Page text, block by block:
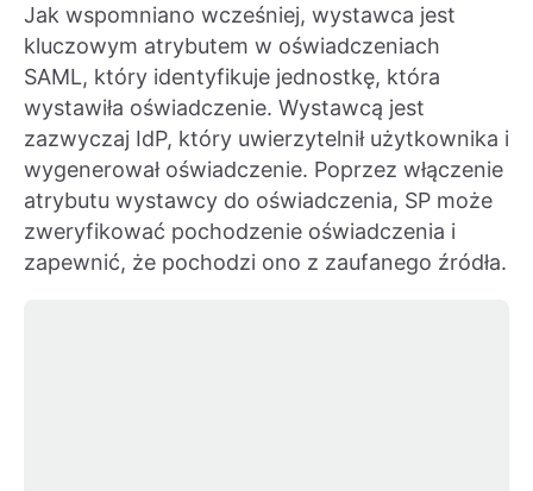
Jak wspomniano wcześniej, wystawca jest
kluczowym atrybutem w oświadczeniach
SAML, który identyfikuje jednostkę, która
wystawiła oświadczenie. Wystawcą jest
zazwyczaj IdP, który uwierzytelnił użytkownika i
wygenerował oświadczenie. Poprzez włączenie
atrybutu wystawcy do oświadczenia, SP może
zweryfikować pochodzenie oświadczenia i
zapewnić, że pochodzi ono z zaufanego źródła.